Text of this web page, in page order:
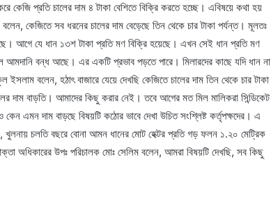
প্রতি চালের দাম ৪ টাকা বেশিতে বিক্রি করতে হচ্ছে। এবিষয়ে কথা হয়
বলেন, কেজিতে সব ধরনের চালের দাম বেড়েছে তিন থেকে চার টাকা পর্যন্ত। মূলতঃ
আগে যে ধান ১৩শ টাকা প্রতি মণ বিক্রি হয়েছে। এখন সেই ধান প্রতি মণ
বন্ধ আছে। এর একটি প্রভাব পড়তে পারে। মিলারদের কাছে যদি ধান না
বলেন, হঠাৎ বাজারে যেয়ে দেখছি কেজিতে চালের দাম তিন থেকে চার টাকা
দাম বাড়তি। আমাদের কিছু করার নেই। তবে আগের মত মিল মালিকরা সিন্ডিকেট
এমন দাম বাড়ছে বিষয়টি কঠোর ভাবে দেখা উচিত সংশ্লিষ্ট কর্তৃপক্ষদের। এ
খুলনায় চলতি বছরে বোনা আমন ধানের মোট হেক্টর প্রতি গড় ফলন ১.২০ মেট্রিক
অধিকারের উপঃ পরিচালক মোঃ সেলিম বলেন, আমরা বিষয়টি দেখছি, সব কিছু